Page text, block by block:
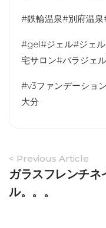
#鉄輪温泉#別府温
#gel#ジェル#ジェ
宅サロン#パラジェ
#v3ファンデーショ
大分
Article
Navigation
< Previous Article
ガラスフレンチネ
ル。。。